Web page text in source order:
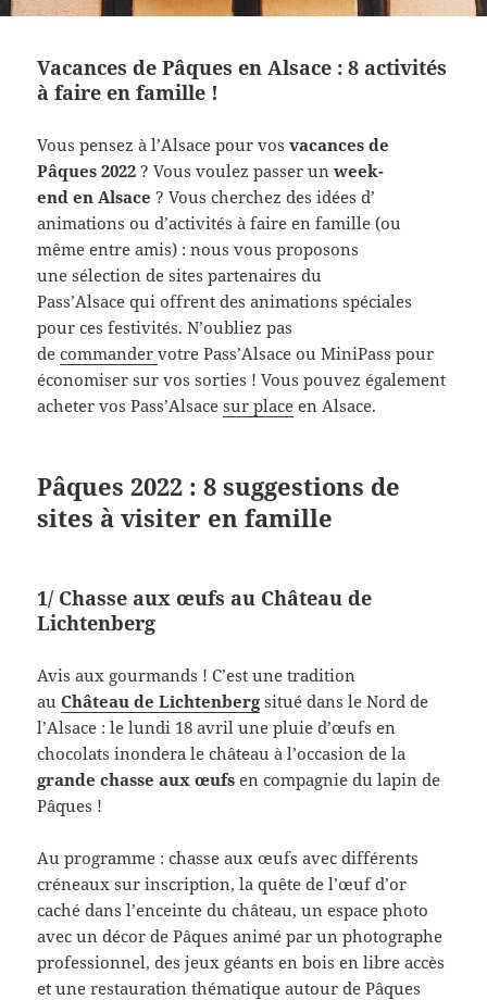
Vacances de Pâques en Alsace : 8 activités
à faire en famille !
Vous pensez à l’Alsace pour vosvacances de
Pâques 2022 ? Vous voulez passer unweek-
end en Alsace ? Vous cherchez des idées d’
animations ou d’activités à faire en famille (ou
même entre amis) : nous vous proposons
une sélection de sites partenaires du
Pass’Alsace qui offrent des animations spéciales
pour ces festivités. N’oubliez pas
decommandervotre Pass’Alsace ou MiniPass pour
économiser sur vos sorties ! Vous pouvez également
acheter vos Pass’Alsacesur place en Alsace.
Pâques 2022 : 8 suggestions de
sites à visiter en famille
1/ Chasse aux œufs au Château de
Lichtenberg
Avis aux gourmands ! C’est une tradition
auChâteau de Lichtenbergsitué dans le Nord de
l’Alsace : le lundi 18 avril une pluie d’œufs en
chocolats inondera le château à l’occasion de la
grande chasse aux œufs en compagnie du lapin de
Pâques !
Au programme : chasse aux œufs avec différents
créneaux sur inscription, la quête de l’œuf d’or
caché dans l’enceinte du château, un espace photo
avec un décor de Pâques animé par un photographe
professionnel, des jeux géants en bois en libre accès
et une restauration thématique autour de Pâques